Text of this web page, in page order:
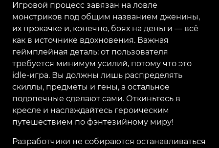
Игровой процесс завязан на ловле
монстриков под общим названием дженины,
их прокачке и, конечно, боях на деньги — всё
как в источнике вдохновения. Важная
геймплейная деталь: от пользователя
требуется минимум усилий, потому что это
idle-игра. Вы должны лишь распределять
скиллы, предметы и гены, а остальное
подопечные сделают сами. Откиньтесь в
кресле и наслаждайтесь героическим
путешествием по фэнтезийному миру!
Разработчики не собираются останавливаться